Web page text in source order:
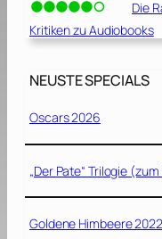
Die
Kritiken zu Audiobooks
NEUSTE SPECIALS
Oscars 2026
„Der Pate“ Trilogie
Goldene Himbeere 2022